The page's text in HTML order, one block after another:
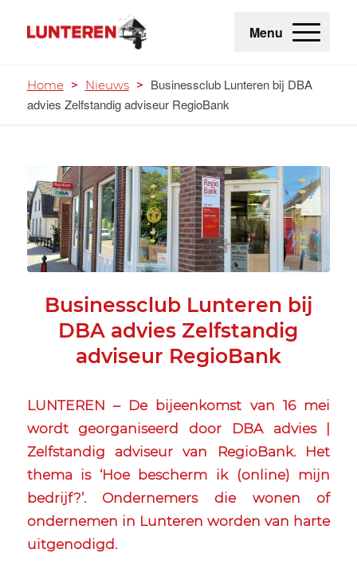
Menu
Home > Nieuws > Businessclub Lunteren bij DBA
advies Zelfstandig adviseur RegioBank
Businessclub Lunteren bij
DBA advies Zelfstandig
adviseur RegioBank
LUNTEREN – De bijeenkomst van 16 mei
wordt georganiseerd door DBA advies |
Zelfstandig adviseur van RegioBank. Het
thema is ‘Hoe bescherm ik (online) mijn
bedrijf?’. Ondernemers die wonen of
ondernemen in Lunteren worden van harte
uitgenodigd.